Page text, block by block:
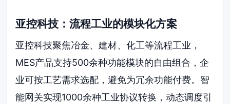
亚控科技：流程工业的模块化方案
亚控科技聚焦冶金、建材、化工等流程工业，
MES产品支持500余种功能模块的自由组合，企
业可按工艺需求选配，避免为冗余功能付费。智
能网关实现1000余种工业协议转换，动态调度引